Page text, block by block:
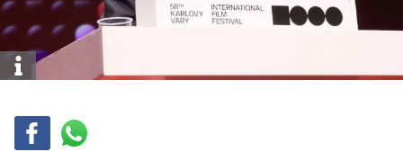
Info
Sdílej